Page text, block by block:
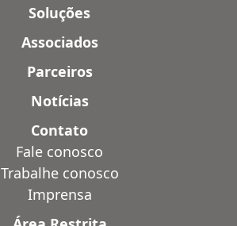
Soluções
Associados
Parceiros
Notícias
Contato
Fale conosco
Trabalhe conosco
Imprensa